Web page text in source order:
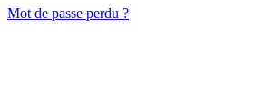
Mot de passe perdu ?